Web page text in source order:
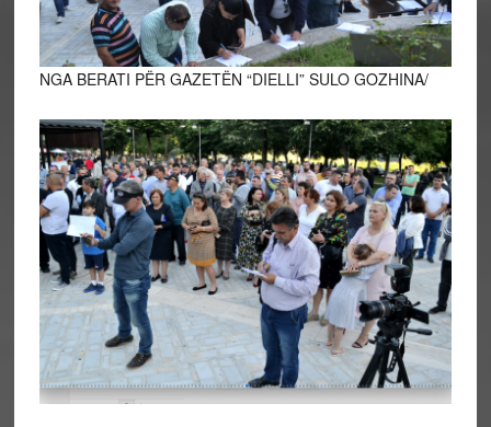
NGA BERATI PËR GAZETËN “DIELLI” SULO GOZHINA/